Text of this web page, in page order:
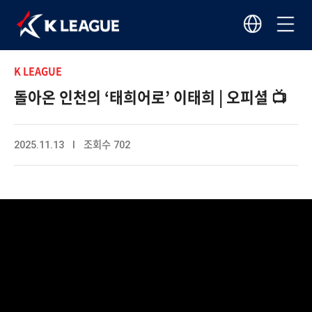
K LEAGUE
돌아온 인천의 ‘태희어로’ 이태희 | 오피셜 📺
2025.11.13 I 조회수 702